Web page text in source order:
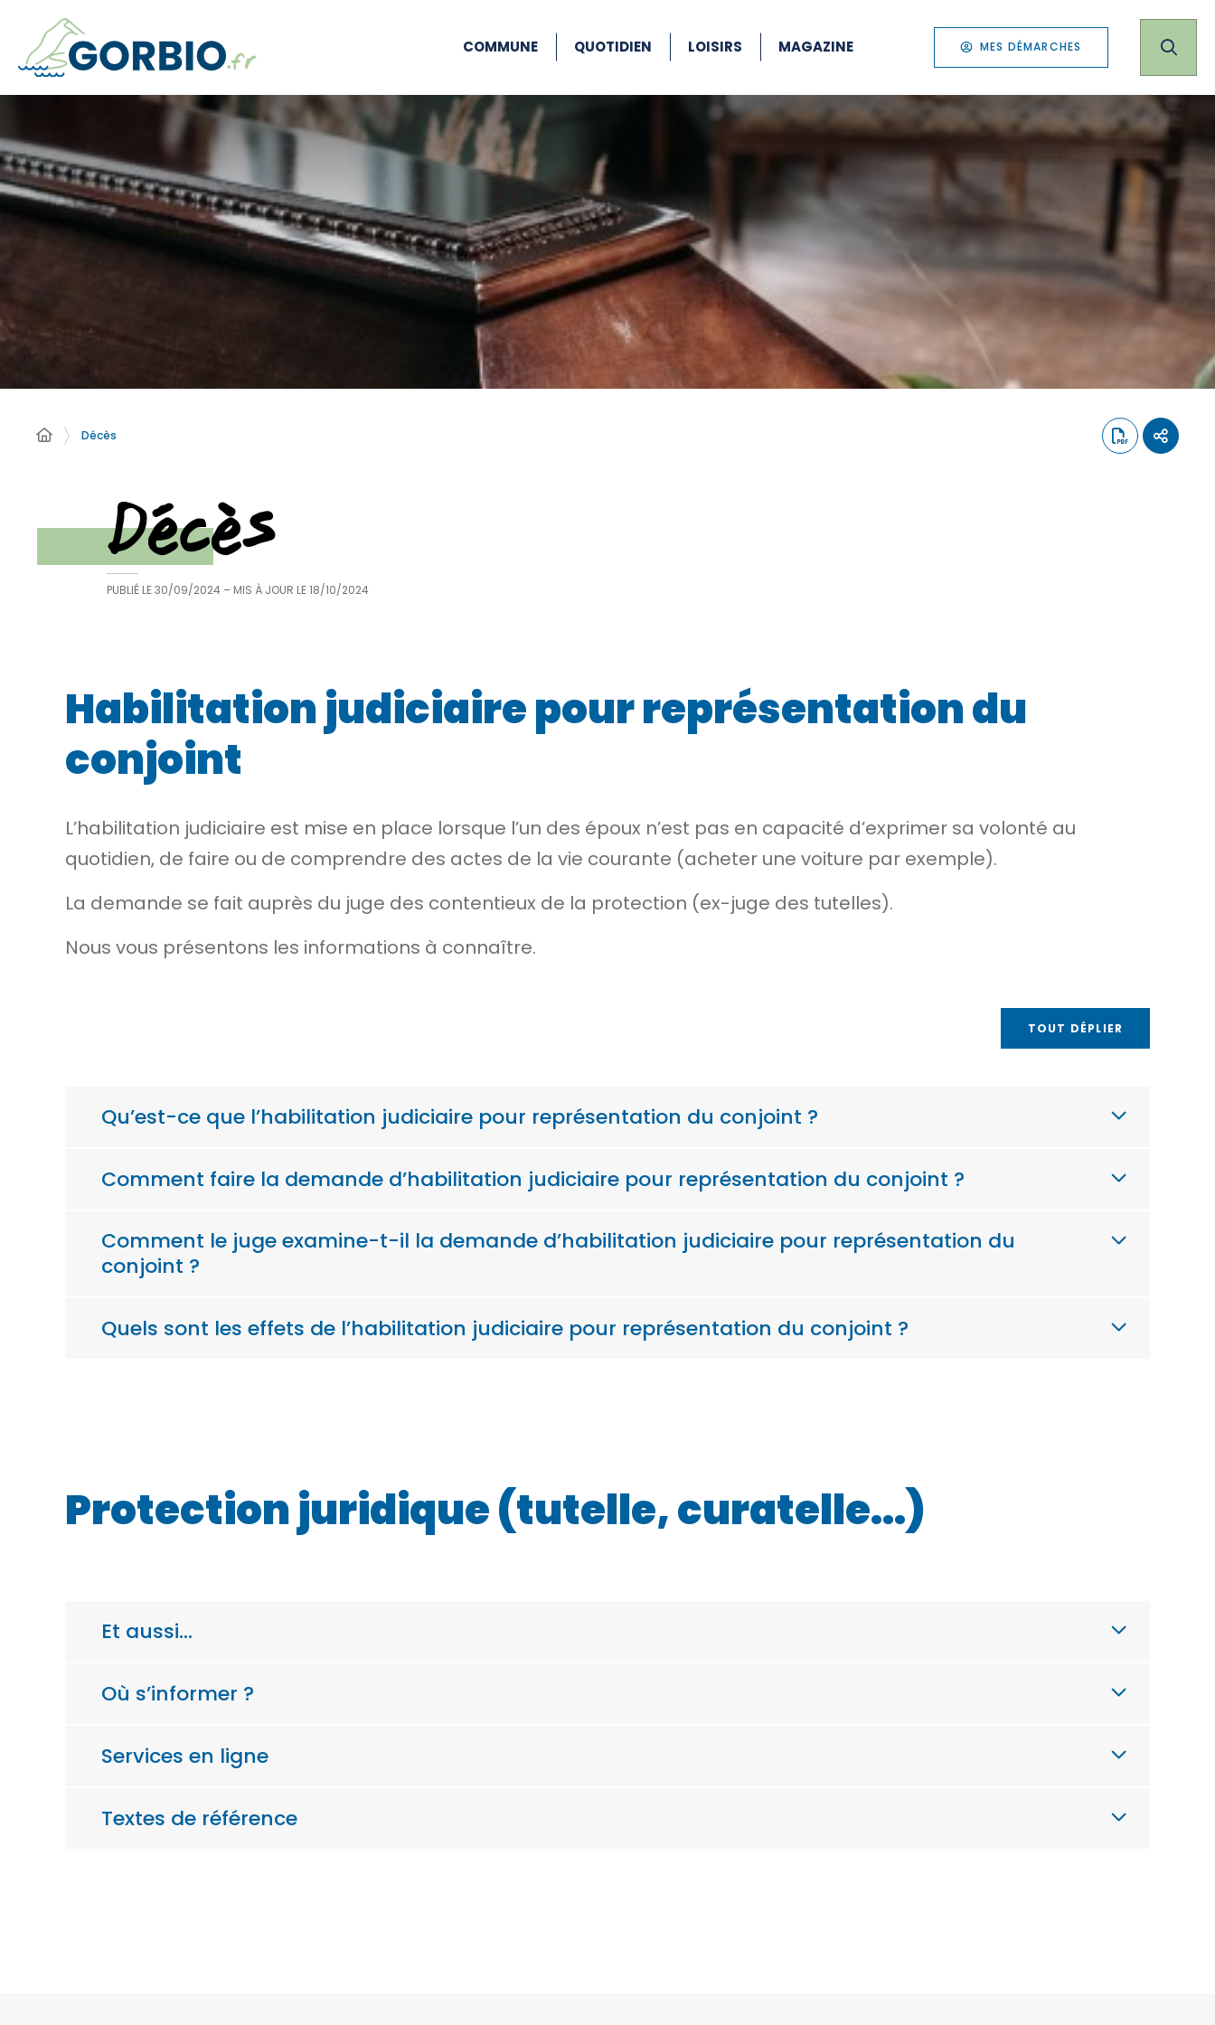
COMMUNE QUOTIDIEN LOISIRS MAGAZINE MES DÉMARCHES
Décès
Décès
PUBLIÉ LE30/09/2024 – MIS À JOUR LE18/10/2024
Habilitation judiciaire pour représentation du
conjoint
L’habilitation judiciaire est mise en place lorsque l’un des époux n’est pas en capacité d’exprimer sa volonté au
quotidien, de faire ou de comprendre des actes de la vie courante (acheter une voiture par exemple).
La demande se fait auprès du juge des contentieux de la protection (ex-juge des tutelles).
Nous vous présentons les informations à connaître.
TOUT DÉPLIER
Qu’est-ce que l’habilitation judiciaire pour représentation du conjoint ?
Comment faire la demande d’habilitation judiciaire pour représentation du conjoint ?
Comment le juge examine-t-il la demande d’habilitation judiciaire pour représentation du
conjoint ?
Quels sont les effets de l’habilitation judiciaire pour représentation du conjoint ?
Protection juridique (tutelle, curatelle…)
Et aussi…
Où s’informer ?
Services en ligne
Textes de référence